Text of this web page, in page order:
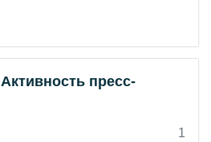
пресс-
1